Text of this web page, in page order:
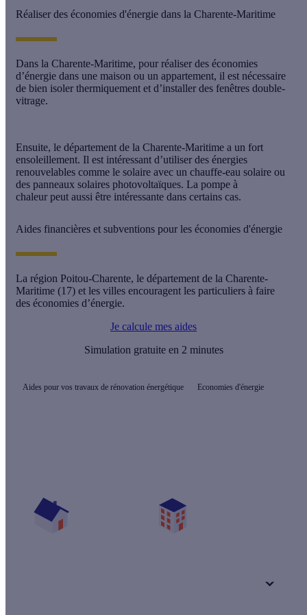
Réaliser des économies d'énergie dans la Charente-Maritime
Dans la Charente-Maritime, pour réaliser des économies
d’énergie dans une maison ou un appartement, il est nécessaire
de bien isoler thermiquement et d’installer des fenêtres double-
vitrage.
Ensuite, le département de la Charente-Maritime a un fort
ensoleillement. Il est intéressant d’utiliser des énergies
renouvelables comme le solaire avec un chauffe-eau solaire ou
des panneaux solaires photovoltaïques. La pompe à
chaleur peut aussi être intéressante dans certains cas.
Aides financières et subventions pour les économies d'énergie
La région Poitou-Charente, le département de la Charente-
Maritime (17) et les villes encouragent les particuliers à faire
des économies d’énergie.
Je calcule mes aides
Simulation gratuite en 2 minutes
Aides pour vos travaux de rénovation énergétique Economies d'énergie